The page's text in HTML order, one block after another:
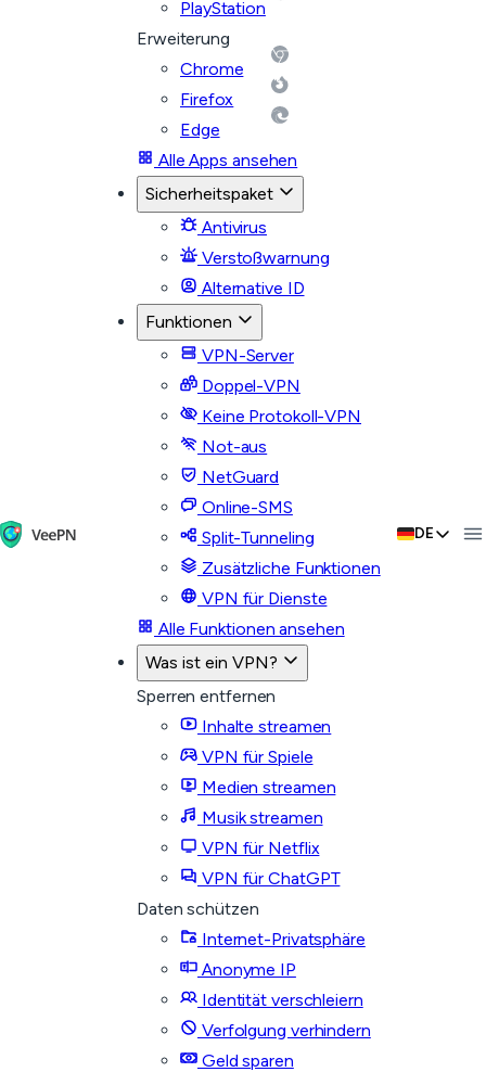
PlayStation
Erweiterung
Chrome
Firefox
Edge
Alle Apps ansehen
Sicherheitspaket
Antivirus
Verstoßwarnung
Alternative ID
Funktionen
VPN-Server
Doppel-VPN
Keine Protokoll-VPN
Not-aus
NetGuard
Online-SMS
Split-Tunneling
Zusätzliche Funktionen
VPN für Dienste
Alle Funktionen ansehen
Was ist ein VPN?
Sperren entfernen
Inhalte streamen
VPN für Spiele
Medien streamen
Musik streamen
VPN für Netflix
VPN für ChatGPT
Daten schützen
Internet-Privatsphäre
Anonyme IP
Identität verschleiern
Verfolgung verhindern
Geld sparen
DE